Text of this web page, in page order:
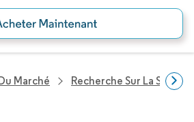
Marché Recherche Sur La Santé